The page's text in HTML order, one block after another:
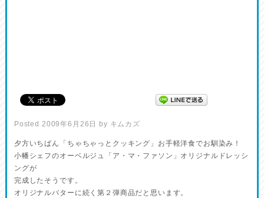
Posted 2009年6月26日 by キムカズ
夕方いちばん「ちゃちゃっとクッキング」お手軽洋食でお馴染み！
小幡シェフのオーベルジュ「ア・マ・ファソン」オリジナルドレッシ
ングが
完成したそうです。
オリジナルバターに続く第２弾商品だと思います。